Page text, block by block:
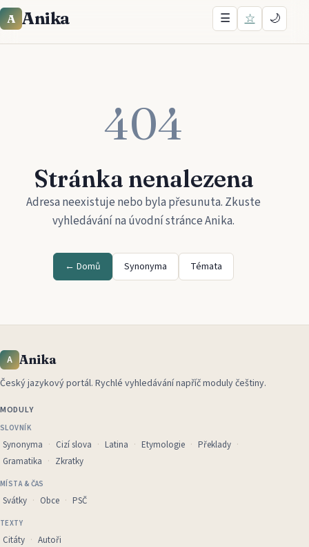
A Anika ☰ ☆ 🌙
404
Stránka nenalezena
Adresa neexistuje nebo byla přesunuta. Zkuste
vyhledávání na úvodní stránceAnika.
← Domů Synonyma Témata
A Anika
Český jazykový portál. Rychlé vyhledávání napříč moduly češtiny.
MODULY
SLOVNÍK
Synonyma Cizí slova Latina Etymologie
Překlady
Gramatika
Zkratky
MÍSTA & ČAS
Svátky Obce PSČ
TEXTY
Citáty Autoři